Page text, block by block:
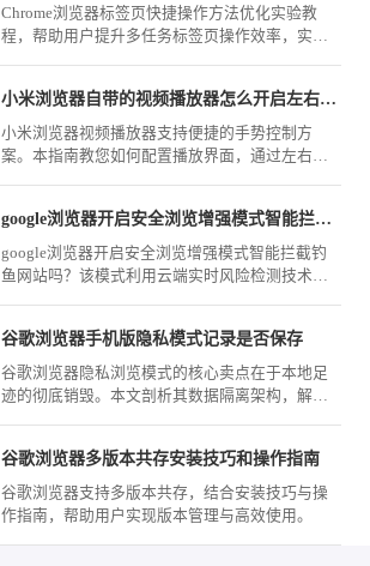
Chrome浏览器标签页快捷操作方法优化实验教
程，帮助用户提升多任务标签页操作效率，实现
小米浏览器自带的视频播放器怎么开启左右滑动调亮度
小米浏览器视频播放器支持便捷的手势控制方
案。本指南教您如何配置播放界面，通过左右滑
果。
google浏览器开启安全浏览增强模式智能拦截钓鱼网站吗
google浏览器开启安全浏览增强模式智能拦截钓
鱼网站吗？该模式利用云端实时风险检测技术，
谷歌浏览器手机版隐私模式记录是否保存
谷歌浏览器隐私浏览模式的核心卖点在于本地足
迹的彻底销毁。本文剖析其数据隔离架构，解释
谷歌浏览器多版本共存安装技巧和操作指南
谷歌浏览器支持多版本共存，结合安装技巧与操
作指南，帮助用户实现版本管理与高效使用。